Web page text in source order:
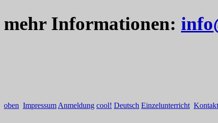
mehr Informationen:
oben Impressum Anmeldung cool! Deutsch Einzelunterricht Kontakt